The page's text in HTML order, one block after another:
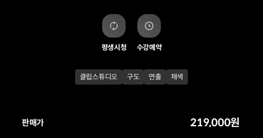
평생시청 수강예약
클립스튜디오 구도 연출 채색
판매가 219,000원